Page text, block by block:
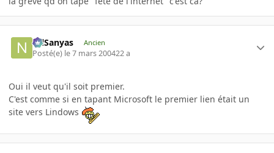
NilSanyas Ancien
Posté(e) le 7 mars 200422 a
Oui il veut qu'il soit premier.
C'est comme si en tapant Microsoft le premier lien était un
site vers Lindows